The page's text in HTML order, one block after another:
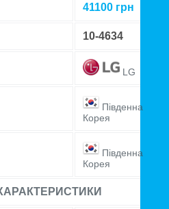
41100 грн
10-4634
LG
Південна
Корея
Південна
Корея